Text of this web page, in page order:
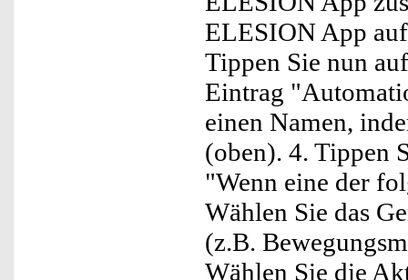
ELESION App
Tippen Sie nun
Eintrag
einen Namen,
(oben). 4. Tippen
"Wenn eine der
Wählen Sie das
(z.B.
Wählen Sie die